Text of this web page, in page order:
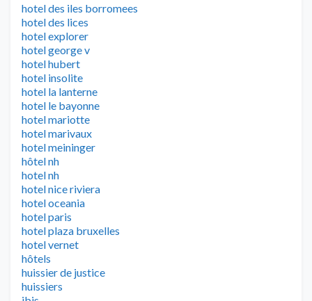
hotel des iles borromees
hotel des lices
hotel explorer
hotel george v
hotel hubert
hotel insolite
hotel la lanterne
hotel le bayonne
hotel mariotte
hotel marivaux
hotel meininger
hôtel nh
hotel nh
hotel nice riviera
hotel oceania
hotel paris
hotel plaza bruxelles
hotel vernet
hôtels
huissier de justice
huissiers